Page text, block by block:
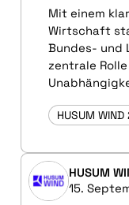
Mit einem
Wirtschaft
Bundes- und
zentrale
HUSUM
HUSUM
15.